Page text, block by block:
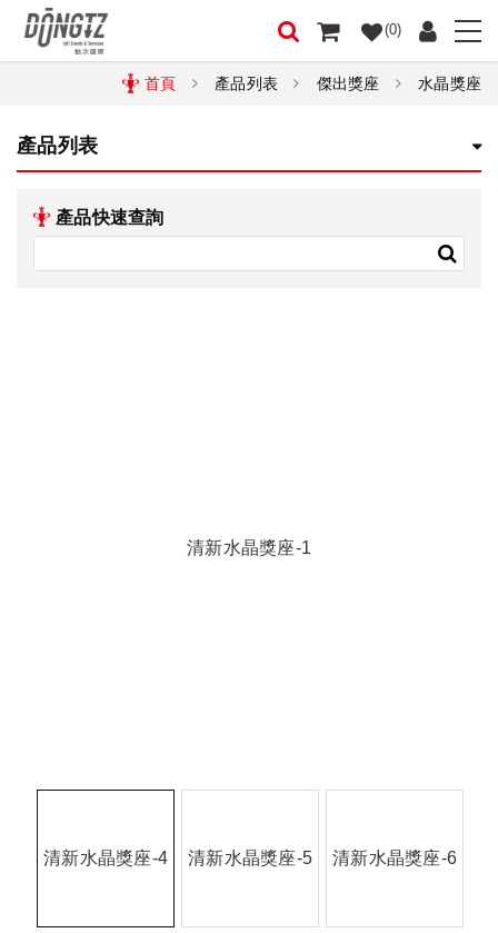
(0)
首頁 產品列表 傑出獎座 水晶獎座
產品列表
產品快速查詢